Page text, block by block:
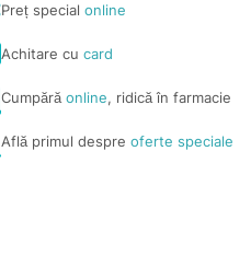
Preț specialonline
Achitare cucard
Cumpărăonline, ridică în farmacie
Află primul despreoferte speciale